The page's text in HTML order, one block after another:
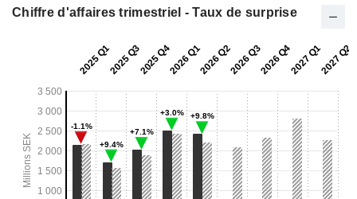
Chiffre d'affaires trimestriel - Taux de surprise